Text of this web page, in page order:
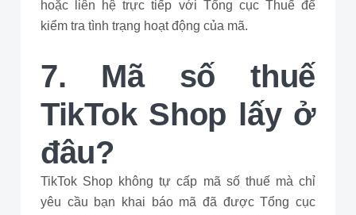
hoặc liên hệ trực tiếp với Tổng cục Thuế để
kiểm tra tình trạng hoạt động của mã.
7. Mã số thuế
TikTok Shop lấy ở
đâu?
TikTok Shop không tự cấp mã số thuế mà chỉ
yêu cầu bạn khai báo mã đã được Tổng cục